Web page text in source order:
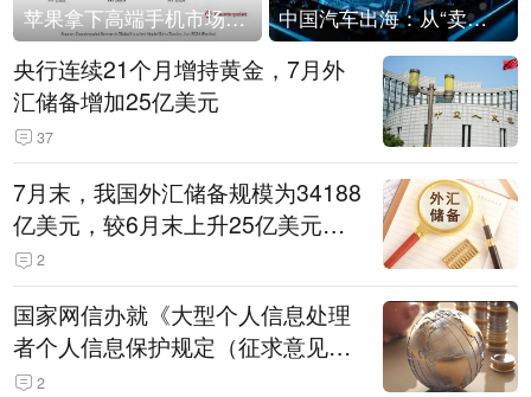
苹果拿下高端手机市场65%的份额：iPhone 17系列功不可没 中国汽车出海：从“卖出去”到“走进去”
央行连续21个月增持黄金，7月外
汇储备增加25亿美元
37
7月末，我国外汇储备规模为34188
亿美元，较6月末上升25亿美元，
升幅为0.07%
2
国家网信办就《大型个人信息处理
者个人信息保护规定（征求意见
稿）》公开征求意见
2